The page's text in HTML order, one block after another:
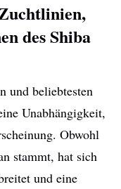
des Shiba
und beliebtesten
Unabhängigkeit,
Obwohl
stammt, hat sich
und eine